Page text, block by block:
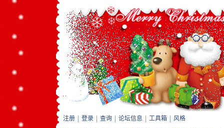
注册 登录 查询 论坛信息 工具箱
风格